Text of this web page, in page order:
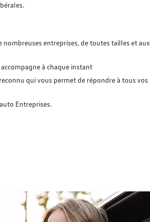
nombreuses entreprises, de toutes tailles et aux
à chaque instant
qui vous permet de répondre à tous vos
Entreprises.